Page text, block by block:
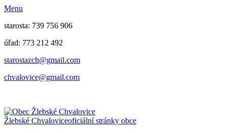
Menu
starosta: 739 756 906
úřad: 773 212 492
​​​​starostazch@gmail.com
​​​​chvalovice@gmail.com
Žlebské Chvaloviceoficiální stránky obce